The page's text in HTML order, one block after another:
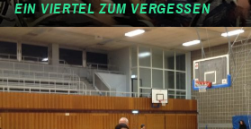
EIN VIERTEL ZUM VERGESSEN